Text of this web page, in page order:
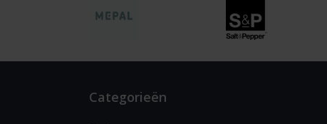
Categorieën